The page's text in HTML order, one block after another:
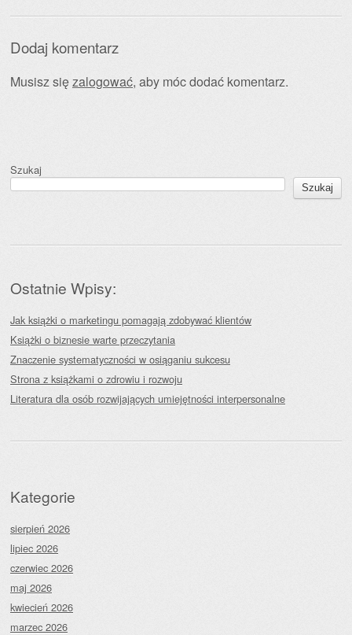
Dodaj komentarz
Musisz sięzalogować, aby móc dodać komentarz.
Szukaj
Szukaj
Ostatnie Wpisy:
Jak książki o marketingu pomagają zdobywać klientów
Książki o biznesie warte przeczytania
Znaczenie systematyczności w osiąganiu sukcesu
Strona z książkami o zdrowiu i rozwoju
Literatura dla osób rozwijających umiejętności interpersonalne
Kategorie
sierpień 2026
lipiec 2026
czerwiec 2026
maj 2026
kwiecień 2026
marzec 2026